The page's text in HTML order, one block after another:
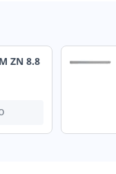
ZN 8.8